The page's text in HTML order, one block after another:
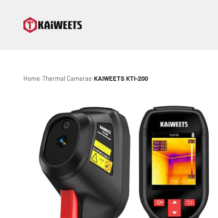
KAIWEETS
Home›Thermal Cameras›KAIWEETS KTI-200